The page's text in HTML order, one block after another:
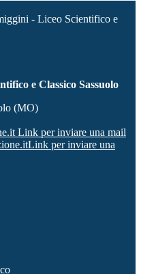
- Liceo Scientifico e
e Classico Sassuolo
(MO)
Link per inviare una mail
Link per inviare una